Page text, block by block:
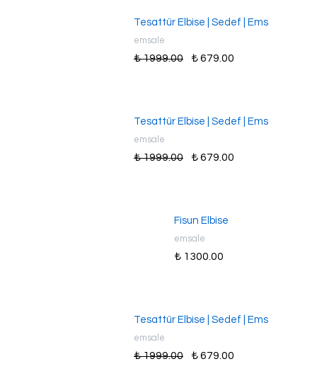
Tesattür Elbise | Sedef | Ems
emsale
₺ 1999.00 ₺ 679.00
Tesattür Elbise | Sedef | Ems
emsale
₺ 1999.00 ₺ 679.00
Fisun Elbise
emsale
₺ 1300.00
Tesattür Elbise | Sedef | Ems
emsale
₺ 1999.00 ₺ 679.00